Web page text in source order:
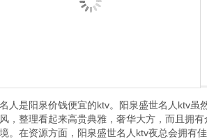
人是阳泉价钱便宜的ktv。阳泉盛世名人ktv虽
，整理看起来高贵典雅，奢华大方，而且拥
。在资源方面，阳泉盛世名人ktv夜总会拥有